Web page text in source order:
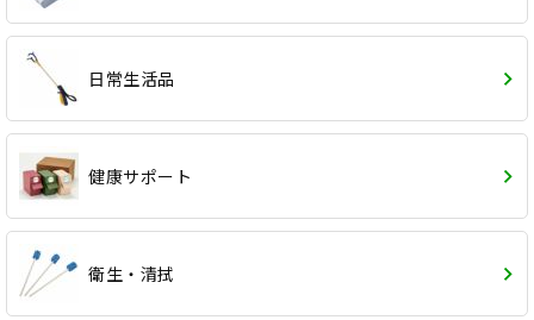
日常生活品
健康サポート
衛生・清拭